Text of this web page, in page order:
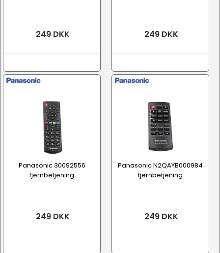
249 DKK 249 DKK
Panasonic 30092556
fjernbetjening
249 DKK
Panasonic N2QAYB000984
fjernbetjening
249 DKK